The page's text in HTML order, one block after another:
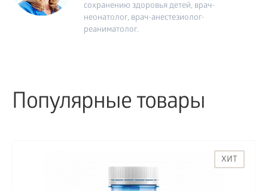
сохранению здоровья детей, врач-
неонатолог, врач-анестезиолог-
реаниматолог.
Популярные товары
ХИТ